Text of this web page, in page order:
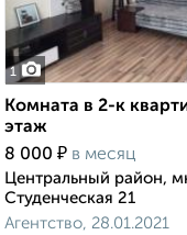
1
Комната в 2-к
этаж
8 000 ₽ в месяц
Центральный район,
Студенческая 21
Агентство, 28.01.2021